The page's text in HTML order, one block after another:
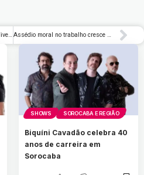
‘Atenção para o Refrão’: Sarah Oliveira investiga o poder dos refrãos em nova série musical – Rolling Stone Brasil Assédio moral no trabalho cresce mais de 20% no Brasil e nova norma amplia atenção à saúde mental nas empresas
SHOWS SOROCABA E REGIÃO
Biquíni Cavadão celebra 40
anos de carreira em
Sorocaba